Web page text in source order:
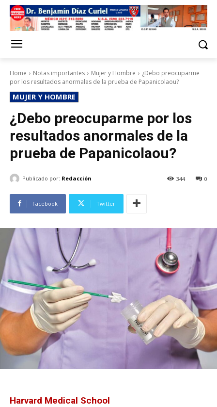
Home Notas importantes Mujer y Hombre
¿Debo preocuparme
por los resultados anormales de la prueba de Papanicolaou?
MUJER Y HOMBRE
¿Debo preocuparme por los
resultados anormales de la
prueba de Papanicolaou?
Publicado por: Redacción 0
344
Facebook Twitter
Harvard Medical School